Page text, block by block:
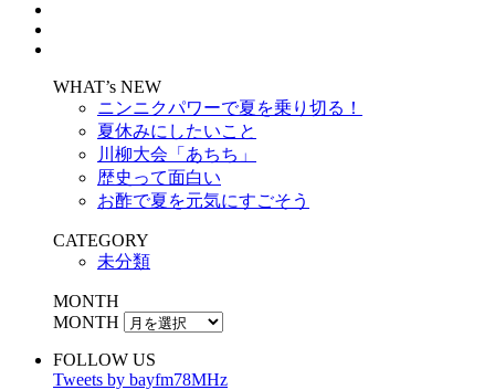
WHAT’s NEW
ニンニクパワーで夏を乗り切る！
夏休みにしたいこと
川柳大会「あちち」
歴史って面白い
お酢で夏を元気にすごそう
CATEGORY
未分類
MONTH
MONTH
FOLLOW US
Tweets by bayfm78MHz